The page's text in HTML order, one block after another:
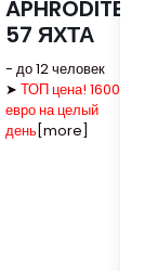
APHRODITE
57 ЯХТА
- до 12 человек
➤ ТОП цена! 1600
евро на целый
день[more]